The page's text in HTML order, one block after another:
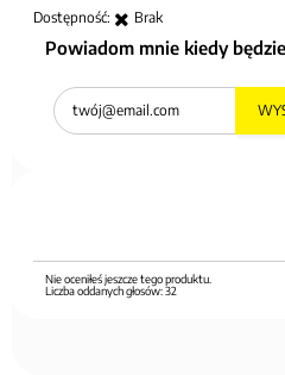
Dostępność: Brak
Powiadom mnie kiedy
Nie oceniłeś jeszcze tego produktu.
Liczba oddanych głosów:32